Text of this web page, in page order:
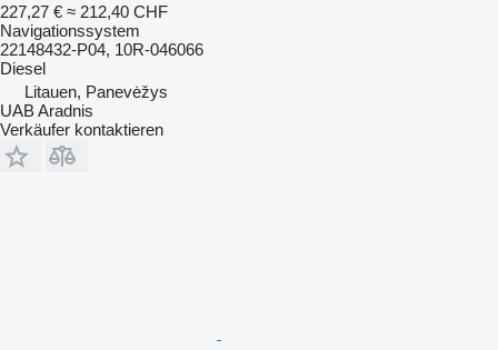
227,27 € ≈ 212,40 CHF
Navigationssystem
22148432-P04, 10R-046066
Diesel
Litauen, Panevėžys
UAB Aradnis
Verkäufer kontaktieren